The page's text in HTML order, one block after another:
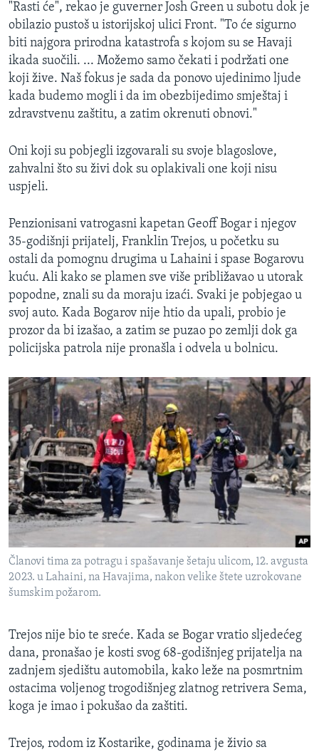
"Rasti će", rekao je guverner Josh Green u subotu dok je
obilazio pustoš u istorijskoj ulici Front. "To će sigurno
biti najgora prirodna katastrofa s kojom su se Havaji
ikada suočili. ... Možemo samo čekati i podržati one
koji žive. Naš fokus je sada da ponovo ujedinimo ljude
kada budemo mogli i da im obezbijedimo smještaj i
zdravstvenu zaštitu, a zatim okrenuti obnovi."
Oni koji su pobjegli izgovarali su svoje blagoslove,
zahvalni što su živi dok su oplakivali one koji nisu
uspjeli.
Penzionisani vatrogasni kapetan Geoff Bogar i njegov
35-godišnji prijatelj, Franklin Trejos, u početku su
ostali da pomognu drugima u Lahaini i spase Bogarovu
kuću. Ali kako se plamen sve više približavao u utorak
popodne, znali su da moraju izaći. Svaki je pobjegao u
svoj auto. Kada Bogarov nije htio da upali, probio je
prozor da bi izašao, a zatim se puzao po zemlji dok ga
policijska patrola nije pronašla i odvela u bolnicu.
Članovi tima za potragu i spašavanje šetaju ulicom, 12. avgusta
2023. u Lahaini, na Havajima, nakon velike štete uzrokovane
šumskim požarom.
Trejos nije bio te sreće. Kada se Bogar vratio sljedećeg
dana, pronašao je kosti svog 68-godišnjeg prijatelja na
zadnjem sjedištu automobila, kako leže na posmrtnim
ostacima voljenog trogodišnjeg zlatnog retrivera Sema,
koga je imao i pokušao da zaštiti.
Trejos, rodom iz Kostarike, godinama je živio sa